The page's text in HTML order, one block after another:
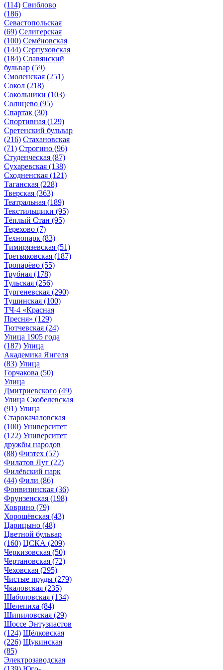
(114) Свиблово
(186)
Севастопольская
(69) Селигерская
(100) Семёновская
(144) Серпуховская
(184) Славянский
бульвар (59)
Смоленская (251)
Сокол (218)
Сокольники (103)
Солнцево (95)
Спартак (30)
Спортивная (129)
Сретенский бульвар
(216) Стахановская
(71) Строгино (96)
Студенческая (87)
Сухаревская (138)
Сходненская (121)
Таганская (228)
Тверская (363)
Театральная (189)
Текстильщики (95)
Тёплый Стан (95)
Терехово (7)
Технопарк (83)
Тимирязевская (51)
Третьяковская (187)
Тропарёво (55)
Трубная (178)
Тульская (256)
Тургеневская (290)
Тушинская (100)
ТЧ-4 «Красная
Пресня» (129)
Тютчевская (24)
Улица 1905 года
(187) Улица
Академика Янгеля
(83) Улица
Горчакова (50)
Улица
Дмитриевского (49)
Улица Скобелевская
(91) Улица
Старокачаловская
(100) Университет
(122) Университет
дружбы народов
(88) Физтех (57)
Филатов Луг (22)
Филёвский парк
(44) Фили (86)
Фонвизинская (36)
Фрунзенская (198)
Ховрино (79)
Хорошёвская (43)
Царицыно (48)
Цветной бульвар
(160) ЦСКА (209)
Черкизовская (50)
Чертановская (72)
Чеховская (295)
Чистые пруды (279)
Чкаловская (235)
Шаболовская (134)
Шелепиха (84)
Шипиловская (29)
Шоссе Энтузиастов
(124) Щёлковская
(226) Щукинская
(85)
Электрозаводская